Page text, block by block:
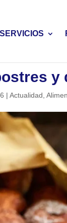
SERVICIOS
y
|Actualidad ,